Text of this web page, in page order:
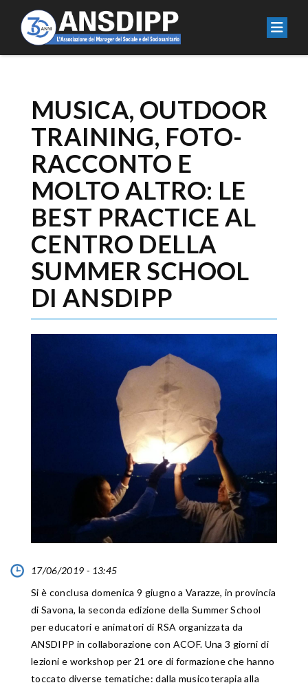
MUSICA, OUTDOOR
TRAINING, FOTO-
RACCONTO E
MOLTO ALTRO: LE
BEST PRACTICE AL
CENTRO DELLA
SUMMER SCHOOL
DI ANSDIPP
17/06/2019 - 13:45
Si è conclusa domenica 9 giugno a Varazze, in provincia
di Savona, la seconda edizione della Summer School
per educatori e animatori di RSA organizzata da
ANSDIPP in collaborazione con ACOF. Una 3 giorni di
lezioni e workshop per 21 ore di formazione che hanno
toccato diverse tematiche: dalla musicoterapia alla